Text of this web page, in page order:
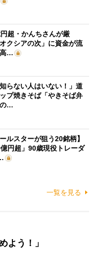
円超・かんちさんが厳
クシアの次」に資金が流
高…
知らない人はいない！」道
プ焼きそば「やきそば弁
の…
ルスターが狙う20銘柄】
億円超」90歳現役トレーダ
一覧を見る
よう！」